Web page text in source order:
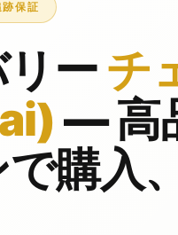
保証
ーチ
— 高
購入